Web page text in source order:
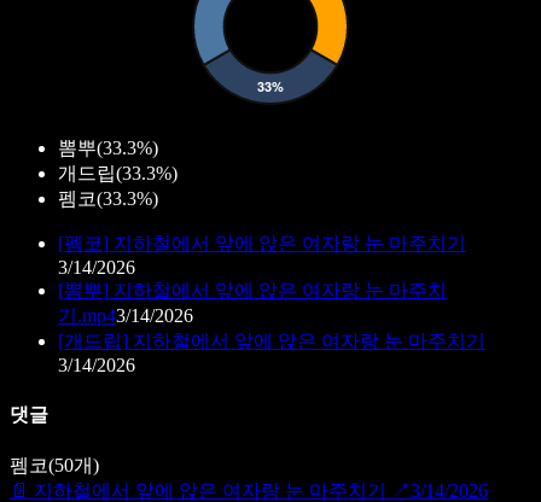
뽐뿌(33.3%)
개드립(33.3%)
펨코(33.3%)
[펨코] 지하철에서 앞에 앉은 여자랑 눈 마주치기
3/14/2026
[뽐뿌] 지하철에서 앞에 앉은 여자랑 눈 마주치
기.mp43/14/2026
[개드립] 지하철에서 앞에 앉은 여자랑 눈 마주치기
3/14/2026
댓글
펨코(50개)
📄 지하철에서 앞에 앉은 여자랑 눈 마주치기 ↗3/14/2026